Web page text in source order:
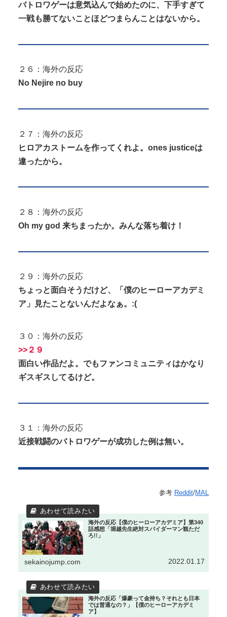
バトロワゲーは意気込んで始めたのに、下手すぎて
一戦も勝てないことほどつまらんことはないから。
２６：海外の反応
No Nejire no buy
２７：海外の反応
ヒロアカストームを作ってくれよ。ones justiceは
違ったから。
２８：海外の反応
Oh my god 来ちまったか。みんな落ち着け！
２９：海外の反応
ちょっと面白そうだけど、「僕のヒーローアカデミ
ア」見たことないんだよなぁ。:(
３０：海外の反応
>>２９
面白い作品だよ。でもファンコミュニティはかなり
ギスギスしてるけど。
３１：海外の反応
近接戦闘のバトロワゲーが成功した例は無い。
参考 Reddit/MAL
海外の反応【僕のヒーローアカデミア】第340
話感想「堀越先生絶対スパイダーマン観ただ
ろ!!」
sekainojump.com 2022.01.17
海外の反応「爆豪って金持ち？それとも日本
では普通なの？」【僕のヒーローアカデミ
ア】